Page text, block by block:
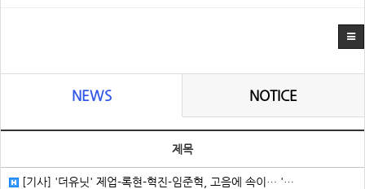
NEWS NOTICE
제목
[기사] '더유닛' 제업-록현-혁진-임준혁, 고음에 속이… '…